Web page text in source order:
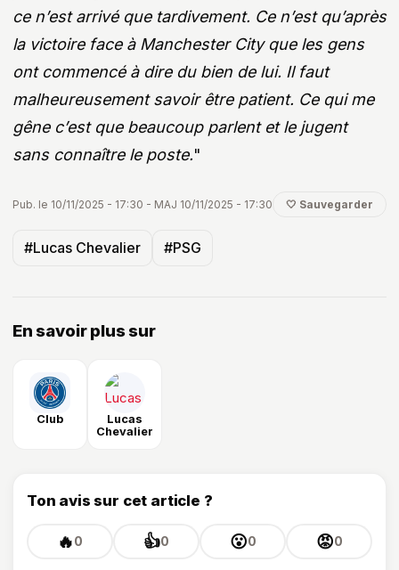
ce n’est arrivé que tardivement. Ce n’est qu’après
la victoire face à Manchester City que les gens
ont commencé à dire du bien de lui. Il faut
malheureusement savoir être patient. Ce qui me
gêne c’est que beaucoup parlent et le jugent
sans connaître le poste."
Pub. le 10/11/2025 - 17:30 - MAJ 10/11/2025 - 17:30 🤍 Sauvegarder
#Lucas Chevalier #PSG
En savoir plus sur
Club
Lucas
Chevalier
Ton avis sur cet article ?
🔥0 👍0 😮0 😡0